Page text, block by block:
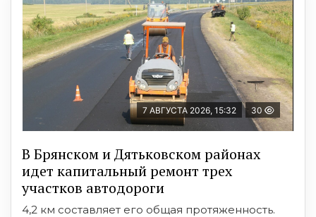
7 АВГУСТА 2026, 15:32 30
В Брянском и Дятьковском районах
идет капитальный ремонт трех
участков автодороги
4,2 км составляет его общая протяженность.